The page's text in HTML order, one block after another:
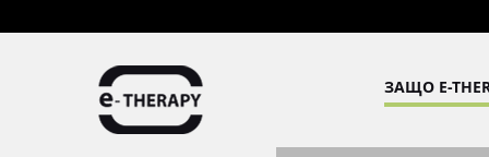
ЗАЩО E-